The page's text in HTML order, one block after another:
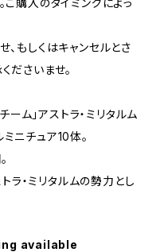
購入のタイミングによっ
、もしくはキャンセルとさ
ださいませ。
ム」アストラ・ミリタルム
ニチュア10体。
ラ・ミリタルムの勢力とし
available